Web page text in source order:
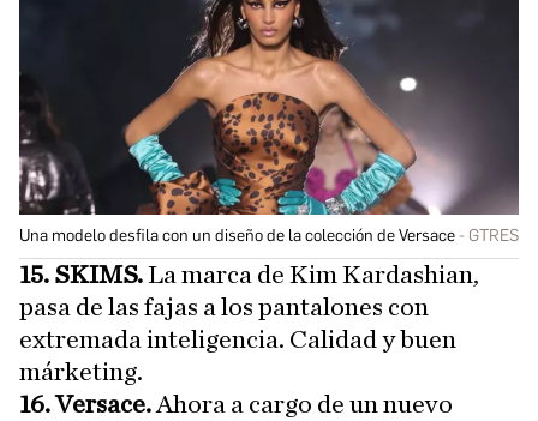
Una modelo desfila con un diseño de la colección de Versace GTRES
15. SKIMS.La marca de Kim Kardashian,
pasa de las fajas a los pantalones con
extremada inteligencia. Calidad y buen
márketing.
16. Versace. Ahora a cargo de un nuevo